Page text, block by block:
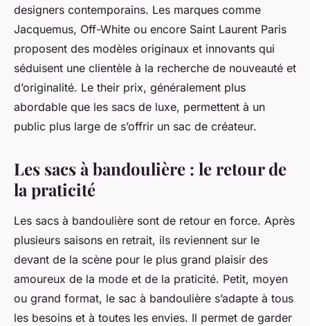
designers contemporains. Les marques comme
Jacquemus, Off-White ou encore Saint Laurent Paris
proposent des modèles originaux et innovants qui
séduisent une clientèle à la recherche de nouveauté et
d’originalité. Le their prix, généralement plus
abordable que les sacs de luxe, permettent à un
public plus large de s’offrir un sac de créateur.
Les sacs à bandoulière : le retour de
la praticité
Les sacs à bandoulière sont de retour en force. Après
plusieurs saisons en retrait, ils reviennent sur le
devant de la scène pour le plus grand plaisir des
amoureux de la mode et de la praticité. Petit, moyen
ou grand format, le sac à bandoulière s’adapte à tous
les besoins et à toutes les envies. Il permet de garder